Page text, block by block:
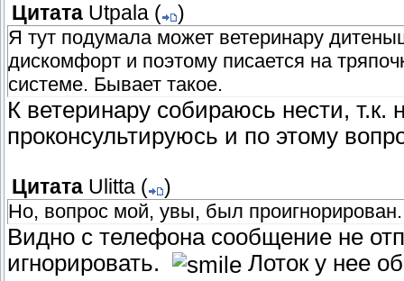
Цитата Utpala (
)
Я тут подумала может ветеринару
дискомфорт и поэтому писается на
системе. Бывает такое.
К ветеринару собираюсь нести, т.к.
проконсультируюсь и по этому
Цитата Ulitta (
)
Но, вопрос мой, увы, был проигнорирован.
Видно с телефона сообщение не
игнорировать.
Лоток у нее